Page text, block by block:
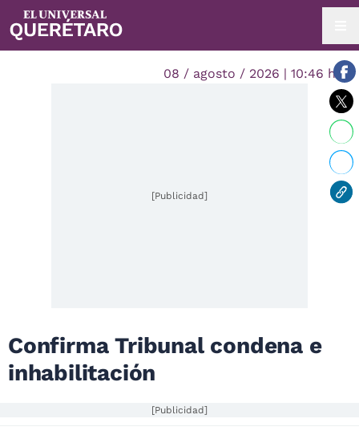
08 / agosto / 2026 | 10:46 hrs.
[Publicidad]
Confirma Tribunal condena e
inhabilitación
[Publicidad]